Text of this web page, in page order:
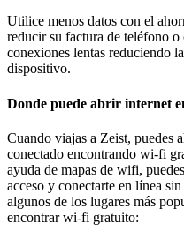
Utilice menos datos con el
reducir su factura de teléfono
conexiones lentas reduciendo
dispositivo.
Donde puede abrir internet
Cuando viajas a Zeist, puedes
conectado encontrando wi-fi
ayuda de mapas de wifi,
acceso y conectarte en línea
algunos de los lugares más
encontrar wi-fi gratuito: